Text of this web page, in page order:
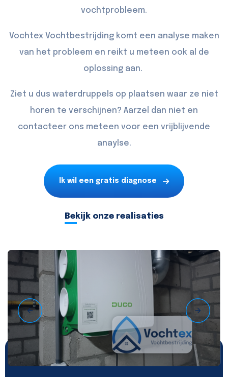
vochtprobleem.
Vochtex Vochtbestrijding komt een analyse maken
van het probleem en reikt u meteen ook al de
oplossing aan.
Ziet u dus waterdruppels op plaatsen waar ze niet
horen te verschijnen? Aarzel dan niet en
contacteer ons meteen voor een vrijblijvende
anaylse.
Ik wil een gratis diagnose
Bekijk onze realisaties